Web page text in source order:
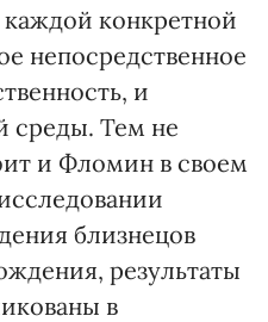
конкретной
непосредственное
и
среды. Тем не
и Фломин в своем
близнецов
результаты
в